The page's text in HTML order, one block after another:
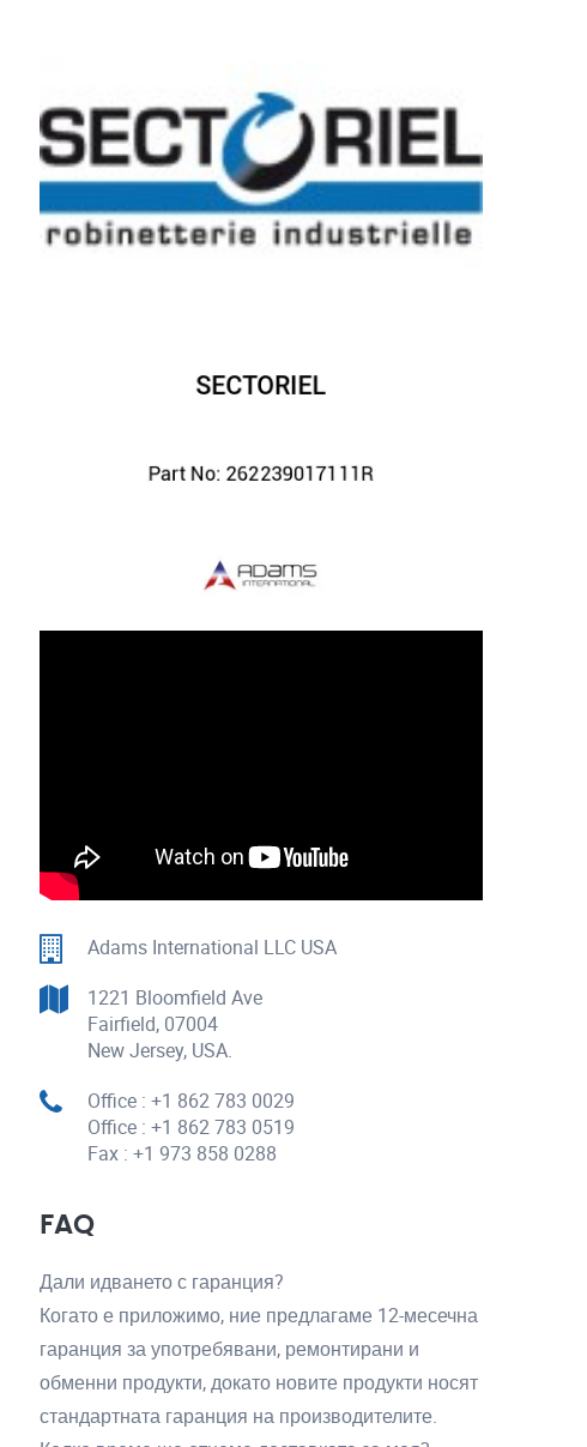
Adams International LLC USA
1221 Bloomfield Ave
Fairfield, 07004
New Jersey, USA.
Office : +1 862 783 0029
Office : +1 862 783 0519
Fax : +1 973 858 0288
FAQ
Дали идването с гаранция?
Когато е приложимо, ние предлагаме 12-месечна
гаранция за употребявани, ремонтирани и
обменни продукти, докато новите продукти носят
стандартната гаранция на производителите.